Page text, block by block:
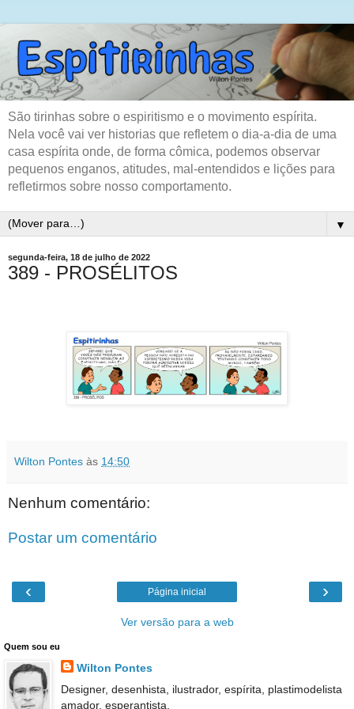
São tirinhas sobre o espiritismo e o movimento espírita.
Nela você vai ver historias que refletem o dia-a-dia de uma
casa espírita onde, de forma cômica, podemos observar
pequenos enganos, atitudes, mal-entendidos e lições para
refletirmos sobre nosso comportamento.
▼
segunda-feira, 18 de julho de 2022
389 - PROSÉLITOS
Wilton Pontes às 14:50
Nenhum comentário:
Postar um comentário
‹ ›
Página inicial
Ver versão para a web
Quem sou eu
Wilton Pontes
Designer, desenhista, ilustrador, espírita, plastimodelista
amador, esperantista.